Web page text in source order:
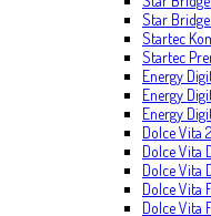
Star Bridge
Startec
Startec
Energy
Energy
Energy
Dolce Vita
Dolce Vita
Dolce Vita
Dolce Vita
Dolce Vita